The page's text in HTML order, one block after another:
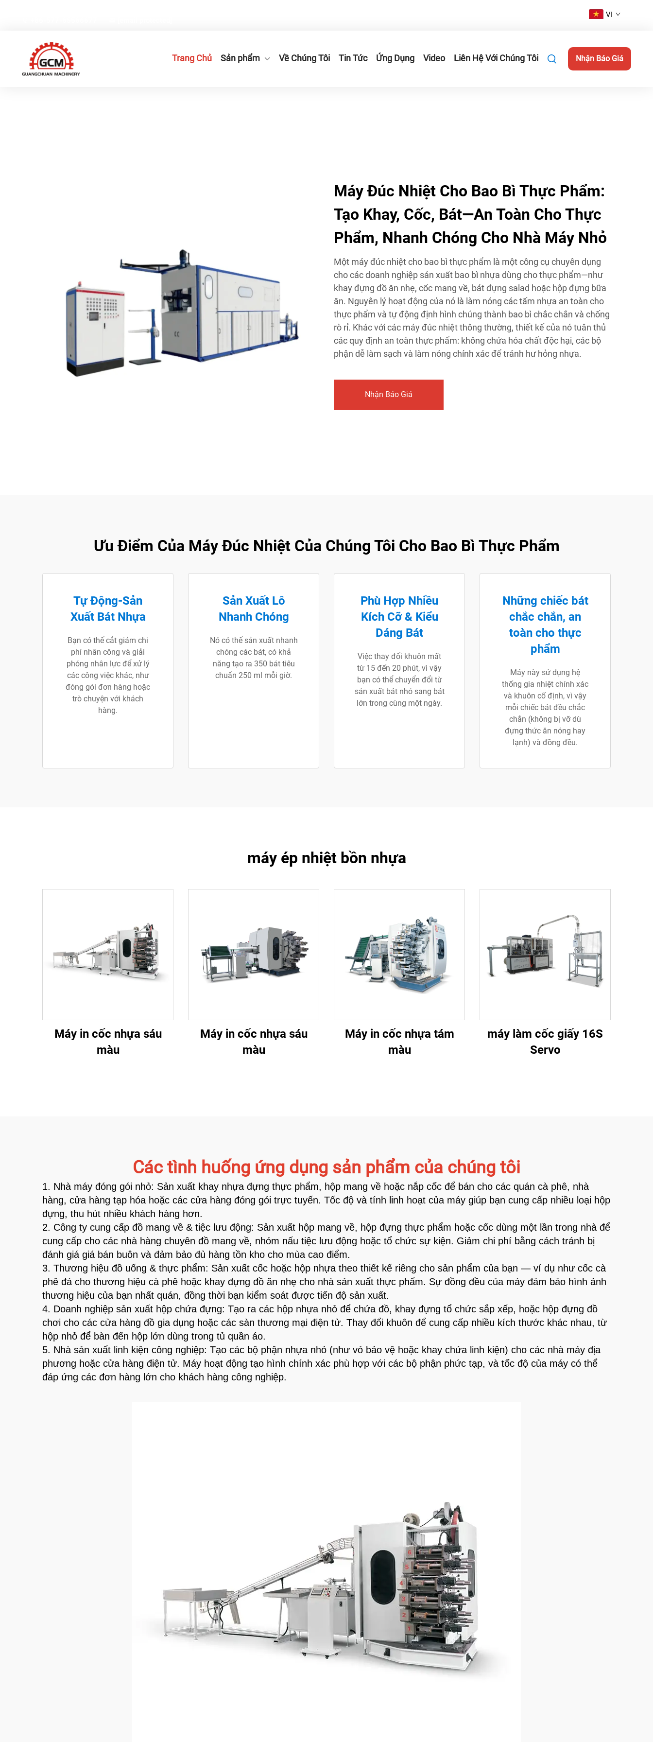
VI
Trang Chủ Sản phẩm Về Chúng Tôi Tin Tức Ứng Dụng Video Liên Hệ Với Chúng Tôi Nhận Báo Giá
Máy Đúc Nhiệt Cho Bao Bì Thực Phẩm:
Tạo Khay, Cốc, Bát—An Toàn Cho Thực
Phẩm, Nhanh Chóng Cho Nhà Máy Nhỏ
Một máy đúc nhiệt cho bao bì thực phẩm là một công cụ chuyên dụng
cho các doanh nghiệp sản xuất bao bì nhựa dùng cho thực phẩm—như
khay đựng đồ ăn nhẹ, cốc mang về, bát đựng salad hoặc hộp đựng bữa
ăn. Nguyên lý hoạt động của nó là làm nóng các tấm nhựa an toàn cho
thực phẩm và tự động định hình chúng thành bao bì chắc chắn và chống
rò rỉ. Khác với các máy đúc nhiệt thông thường, thiết kế của nó tuân thủ
các quy định an toàn thực phẩm: không chứa hóa chất độc hại, các bộ
phận dễ làm sạch và làm nóng chính xác để tránh hư hỏng nhựa.
Nhận Báo Giá
Ưu Điểm Của Máy Đúc Nhiệt Của Chúng Tôi Cho Bao Bì Thực Phẩm
Tự Động-Sản
Xuất Bát Nhựa
Bạn có thể cắt giảm chi
phí nhân công và giải
phóng nhân lực để xử lý
các công việc khác, như
đóng gói đơn hàng hoặc
trò chuyện với khách
hàng.
Sản Xuất Lô
Nhanh Chóng
Nó có thể sản xuất nhanh
chóng các bát, có khả
năng tạo ra 350 bát tiêu
chuẩn 250 ml mỗi giờ.
Phù Hợp Nhiều
Kích Cỡ & Kiểu
Dáng Bát
Việc thay đổi khuôn mất
từ 15 đến 20 phút, vì vậy
bạn có thể chuyển đổi từ
sản xuất bát nhỏ sang bát
lớn trong cùng một ngày.
Những chiếc bát
chắc chắn, an
toàn cho thực
phẩm
Máy này sử dụng hệ
thống gia nhiệt chính xác
và khuôn cố định, vì vậy
mỗi chiếc bát đều chắc
chắn (không bị vỡ dù
đựng thức ăn nóng hay
lạnh) và đồng đều.
máy ép nhiệt bồn nhựa
Máy in cốc nhựa sáu
màu
Máy in cốc nhựa sáu
màu
Máy in cốc nhựa tám
màu
máy làm cốc giấy 16S
Servo
Các tình huống ứng dụng sản phẩm của chúng tôi
1. Nhà máy đóng gói nhỏ: Sản xuất khay nhựa đựng thực phẩm, hộp mang về hoặc nắp cốc để bán cho các quán cà phê, nhà
hàng, cửa hàng tạp hóa hoặc các cửa hàng đóng gói trực tuyến. Tốc độ và tính linh hoạt của máy giúp bạn cung cấp nhiều loại hộp
đựng, thu hút nhiều khách hàng hơn.
2. Công ty cung cấp đồ mang về & tiệc lưu động: Sản xuất hộp mang về, hộp đựng thực phẩm hoặc cốc dùng một lần trong nhà để
cung cấp cho các nhà hàng chuyên đồ mang về, nhóm nấu tiệc lưu động hoặc tổ chức sự kiện. Giảm chi phí bằng cách tránh bị
đánh giá giá bán buôn và đảm bảo đủ hàng tồn kho cho mùa cao điểm.
3. Thương hiệu đồ uống & thực phẩm: Sản xuất cốc hoặc hộp nhựa theo thiết kế riêng cho sản phẩm của bạn — ví dụ như cốc cà
phê đá cho thương hiệu cà phê hoặc khay đựng đồ ăn nhẹ cho nhà sản xuất thực phẩm. Sự đồng đều của máy đảm bảo hình ảnh
thương hiệu của bạn nhất quán, đồng thời bạn kiểm soát được tiến độ sản xuất.
4. Doanh nghiệp sản xuất hộp chứa đựng: Tạo ra các hộp nhựa nhỏ để chứa đồ, khay đựng tổ chức sắp xếp, hoặc hộp đựng đồ
chơi cho các cửa hàng đồ gia dụng hoặc các sàn thương mại điện tử. Thay đổi khuôn để cung cấp nhiều kích thước khác nhau, từ
hộp nhỏ để bàn đến hộp lớn dùng trong tủ quần áo.
5. Nhà sản xuất linh kiện công nghiệp: Tạo các bộ phận nhựa nhỏ (như vỏ bảo vệ hoặc khay chứa linh kiện) cho các nhà máy địa
phương hoặc cửa hàng điện tử. Máy hoạt động tạo hình chính xác phù hợp với các bộ phận phức tạp, và tốc độ của máy có thể
đáp ứng các đơn hàng lớn cho khách hàng công nghiệp.